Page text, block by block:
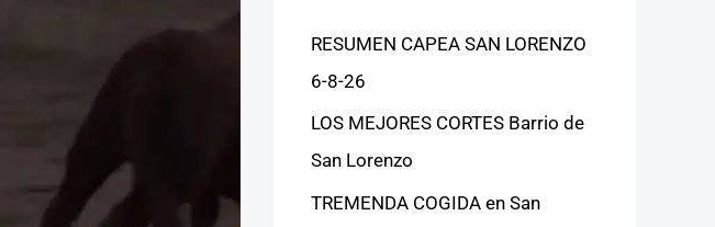
RESUMEN CAPEA SAN LORENZO
6-8-26
LOS MEJORES CORTES Barrio de
San Lorenzo
TREMENDA COGIDA en San